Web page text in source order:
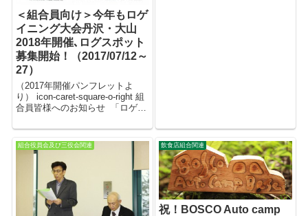
＜組合員向け＞今年もロゲ
イニング大会丹沢・大山
2018年開催､ログスポット
募集開始！（2017/07/12～
27）
（2017年開催パンフレットよ
り） icon-caret-square-o-right 組
合員皆様へのお知らせ 「ロゲイ
スマホを使ったポイントラリー
ゲーム ロゲイニングイベント,
ロゲイニン...
組合役員会及び三役会関連 飲食店組合関連
祝！BOSCO Auto camp